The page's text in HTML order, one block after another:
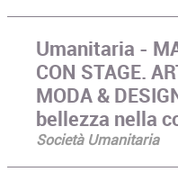
Umanitaria -
CON STAGE.
MODA &
bellezza nella
Società Umanitaria